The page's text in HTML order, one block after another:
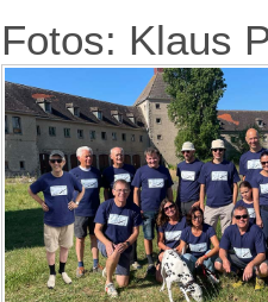
Fotos: Klaus